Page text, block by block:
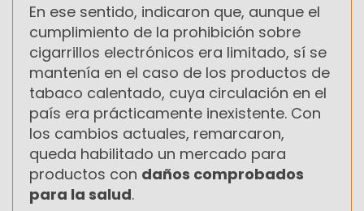
En ese sentido, indicaron que, aunque el
cumplimiento de la prohibición sobre
cigarrillos electrónicos era limitado, sí se
mantenía en el caso de los productos de
tabaco calentado, cuya circulación en el
país era prácticamente inexistente. Con
los cambios actuales, remarcaron,
queda habilitado un mercado para
productos con daños comprobados
para la salud.